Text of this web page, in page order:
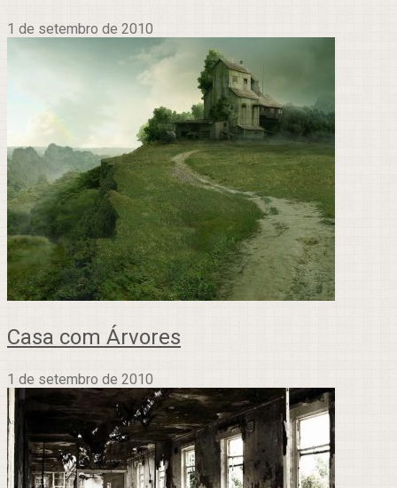
1 de setembro de 2010
Casa com Árvores
1 de setembro de 2010